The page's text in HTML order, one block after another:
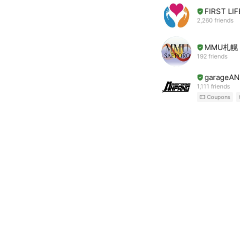
FIRST
2,260 friends
MMU札幌
192 friends
1,111 friends
Coupons